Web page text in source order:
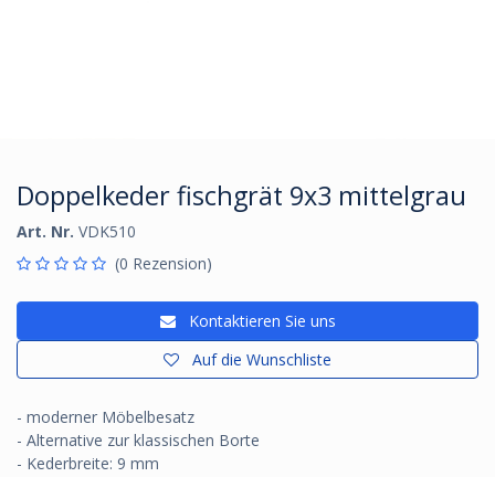
Doppelkeder fischgrät 9x3 mittelgrau
Art. Nr. VDK510
(0 Rezension)
Kontaktieren Sie uns
Auf die Wunschliste
- moderner Möbelbesatz
- Alternative zur klassischen Borte
- Kederbreite: 9 mm